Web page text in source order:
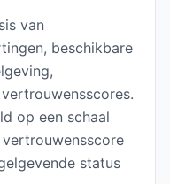
van
beschikbare
op een schaal
status